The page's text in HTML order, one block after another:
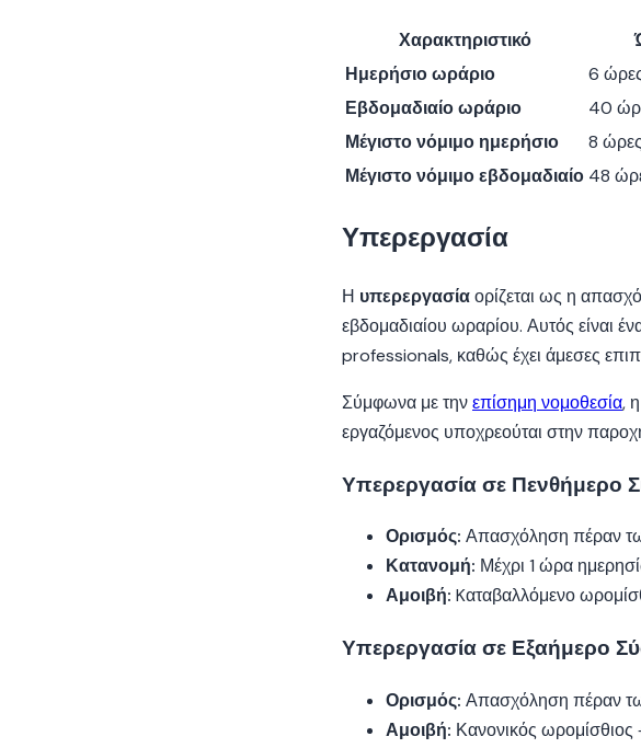
Χαρακτηριστικό
Ημερήσιο ωράριο
6
Εβδομαδιαίο ωράριο
40
Μέγιστο νόμιμο ημερήσιο
8 ώρες
Μέγιστο νόμιμο εβδομαδιαίο 48
Υπερεργασία
Η υπερεργασίαορίζεται ως η
εβδομαδιαίου ωραρίου. Αυτός είναι
professionals, καθώς έχει άμεσες
Σύμφωνα με τηνεπίσημη νομοθεσία,
εργαζόμενος υποχρεούται στην
Υπερεργασία σε Πενθήμερο
Ορισμός: Απασχόληση πέραν
Κατανομή: Μέχρι 1 ώρα
Αμοιβή: Kαταβαλλόμενο
Υπερεργασία σε Εξαήμερο
Ορισμός: Απασχόληση πέραν
Αμοιβή: Κανονικός ωρομίσθιος